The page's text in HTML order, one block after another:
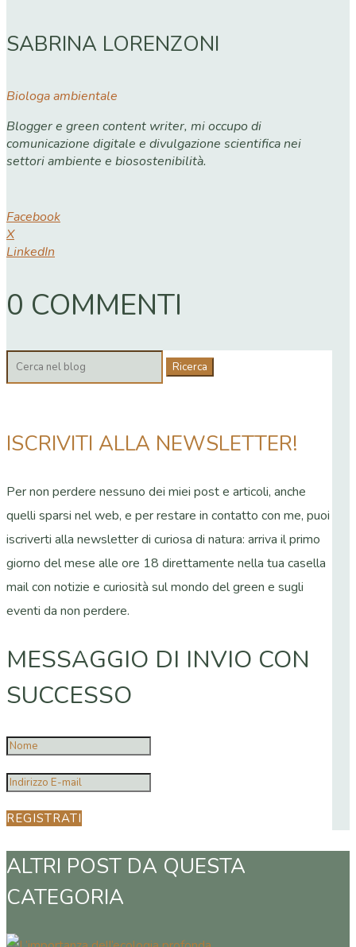
SABRINA LORENZONI
Biologa ambientale
Blogger e green content writer, mi occupo di
comunicazione digitale e divulgazione scientifica nei
settori ambiente e biosostenibilità.
Facebook
X
LinkedIn
0 COMMENTI
Cerca:
ISCRIVITI ALLA NEWSLETTER!
Per non perdere nessuno dei miei post e articoli, anche
quelli sparsi nel web, e per restare in contatto con me, puoi
iscriverti alla newsletter di curiosa di natura: arriva il primo
giorno del mese alle ore 18 direttamente nella tua casella
mail con notizie e curiosità sul mondo del green e sugli
eventi da non perdere.
MESSAGGIO DI INVIO CON
SUCCESSO
REGISTRATI
ALTRI POST DA QUESTA
CATEGORIA